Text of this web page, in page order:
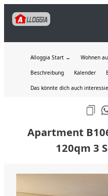
Alloggia Start → Wohnen
Beschreibung Kalender
Das könnte dich auch
Apartment
120qm 3